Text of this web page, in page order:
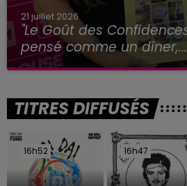
21 juillet 2026
"Le Goût des
pensé comme un dîner,...
TITRES DIFFUSÉS
16h52
16h52 16h47
16h47